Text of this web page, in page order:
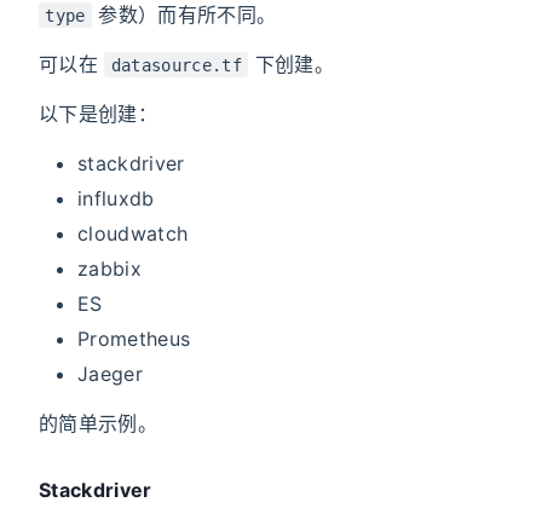
type 参数）而有所不同。
可以在 datasource.tf 下创建。
以下是创建：
stackdriver
influxdb
cloudwatch
zabbix
ES
Prometheus
Jaeger
的简单示例。
Stackdriver